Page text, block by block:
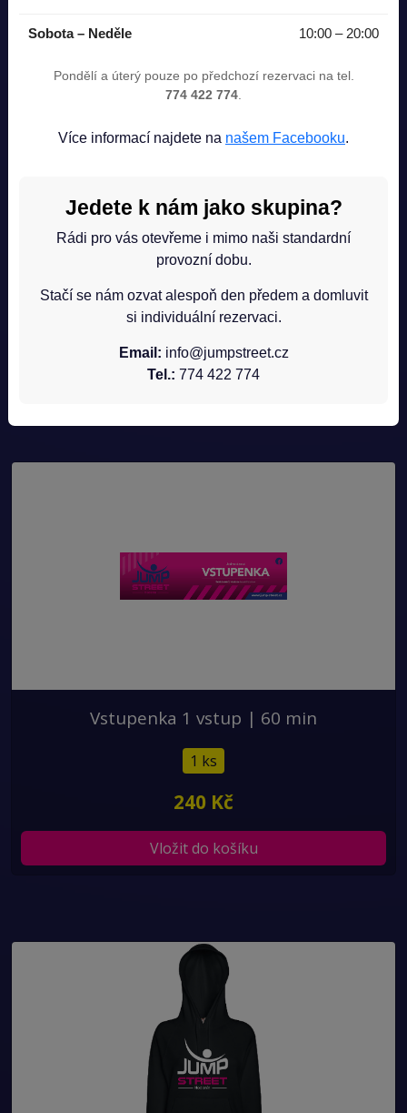
Mikina růžová
680 Kč
Vložit do košíku
Vstupenka 1 vstup | 60 min
1 ks
240 Kč
Vložit do košíku
Sobota – Neděle 10:00 – 20:00
Pondělí a úterý pouze po předchozí rezervaci na tel.
774 422 774
Více informací najdete na našem Facebooku.
Jedete k nám jako skupina?
Rádi pro vás otevřeme i mimo naši standardní
provozní dobu.
Stačí se nám ozvat alespoň den předem a domluvit
si individuální rezervaci.
Email: info@jumpstreet.cz
Tel.: 774 422 774